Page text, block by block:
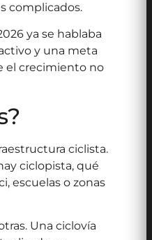
complicados.
ya se hablaba
y una meta
el crecimiento no
ciclista.
ciclopista, qué
escuelas o zonas
Una ciclovía